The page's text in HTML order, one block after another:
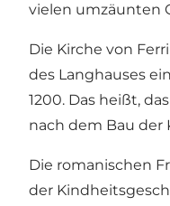
vielen umzäunten
Die Kirche von
des Langhauses
1200. Das heißt,
nach dem Bau der
Die romanischen
der